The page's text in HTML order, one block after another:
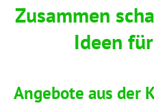
Zusam­men
Ideen
Ange­bo­te aus der